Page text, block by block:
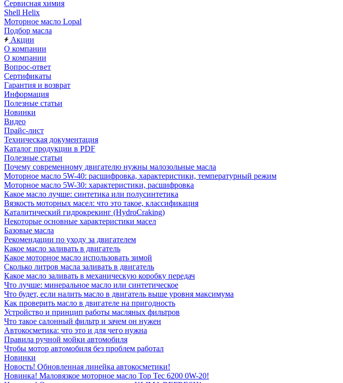
Сервисная химия
Shell Helix
Моторное масло Lopal
Подбор масла
Акции
О компании
О компании
Вопрос-ответ
Сертификаты
Гарантия и возврат
Информация
Полезные статьи
Новинки
Видео
Прайс-лист
Техническая документация
Каталог продукции в PDF
Полезные статьи
Почему современному двигателю нужны малозольные масла
Моторное масло 5W-40: расшифровка, характеристики, температурный режим
Моторное масло 5W-30: характеристики, расшифровка
Какое масло лучше: синтетика или полусинтетика
Вязкость моторных масел: что это такое, классификация
Каталитический гидрокрекинг (НydroСraking)
Некоторые основные характеристики масел
Базовые масла
Рекомендации по уходу за двигателем
Какое масло заливать в двигатель
Какое моторное масло использовать зимой
Сколько литров масла заливать в двигатель
Какое масло заливать в механическую коробку передач
Что лучше: минеральное масло или синтетическое
Что будет, если налить масло в двигатель выше уровня максимума
Как проверить масло в двигателе на пригодность
Устройство и принцип работы масляных фильтров
Что такое салонный фильтр и зачем он нужен
Автокосметика: что это и для чего нужна
Правила ручной мойки автомобиля
Чтобы мотор автомобиля без проблем работал
Новинки
Новость! Обновленная линейка автокосметики!
Новинка! Маловязкое моторное масло Top Tec 6200 0W-20!